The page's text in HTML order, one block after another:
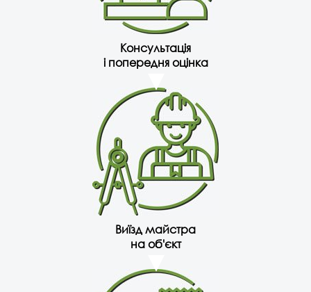
Консультація
і попередня оцінка
Виїзд майстра
на об'єкт